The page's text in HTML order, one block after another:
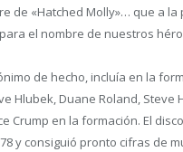
de «Hatched Molly»… que a la
el nombre de nuestros
de hecho, incluía en la
Hlubek, Duane Roland, Steve
Crump en la formación. El
y consiguió pronto cifras de